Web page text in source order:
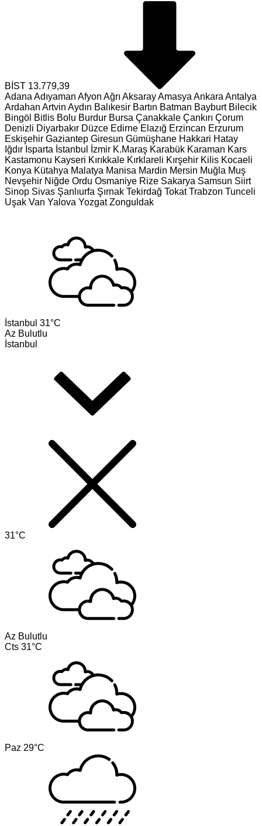
BİST 13.779,39
Adana Adıyaman Afyon Ağrı AksarayAmasya Ankara Antalya
Ardahan Artvin Aydın Balıkesir Bartın Batman Bayburt Bilecik
Bingöl Bitlis Bolu Burdur Bursa Çanakkale Çankırı Çorum
Denizli Diyarbakır Düzce Edirne Elazığ Erzincan Erzurum
Eskişehir Gaziantep Giresun Gümüşhane Hakkari Hatay
Iğdır Isparta İstanbul İzmir K.Maraş Karabük Karaman Kars
Kastamonu Kayseri Kırıkkale Kırklareli Kırşehir Kilis Kocaeli
Konya Kütahya Malatya Manisa Mardin Mersin Muğla Muş
Nevşehir Niğde Ordu Osmaniye Rize Sakarya Samsun Siirt
Sinop Sivas Şanlıurfa Şırnak Tekirdağ Tokat Trabzon Tunceli
Uşak Van Yalova Yozgat Zonguldak
İstanbul 31°C
Az Bulutlu
İstanbul
31°C
Az Bulutlu
Cts 31°C
Paz 29°C